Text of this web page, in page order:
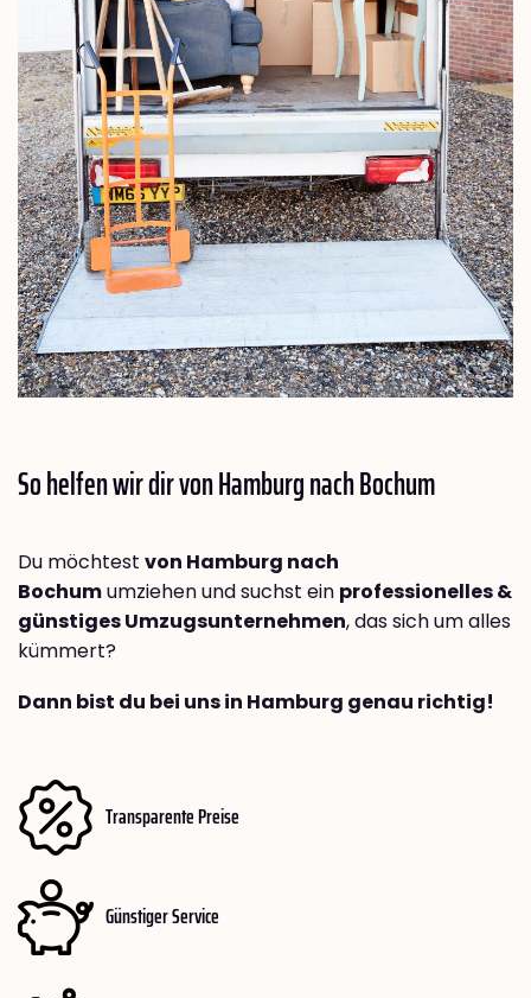
So helfen wir dir von Hamburg nachBochum
Du möchtest von Hamburg nach
Bochumumziehen und suchst ein professionelles &
günstiges Umzugsunternehmen, das sich um alles
kümmert?
Dann bist du bei uns in Hamburg genau richtig!
Transparente Preise
Günstiger Service